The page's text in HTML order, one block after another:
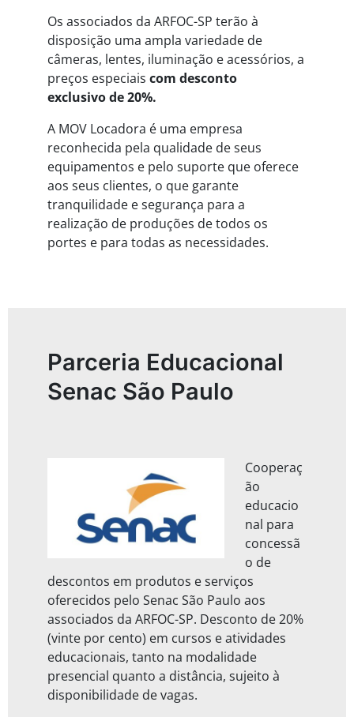
Os associados da ARFOC-SP terão à
disposição uma ampla variedade de
câmeras, lentes, iluminação e acessórios, a
preços especiais com desconto
exclusivo de 20%.
A MOV Locadora é uma empresa
reconhecida pela qualidade de seus
equipamentos e pelo suporte que oferece
aos seus clientes, o que garante
tranquilidade e segurança para a
realização de produções de todos os
portes e para todas as necessidades.
Parceria Educacional
Senac São Paulo
Cooperaç
ão
educacio
nal para
concessã
o de
descontos em produtos e serviços
oferecidos pelo Senac São Paulo aos
associados da ARFOC-SP. Desconto de 20%
(vinte por cento) em cursos e atividades
educacionais, tanto na modalidade
presencial quanto a distância, sujeito à
disponibilidade de vagas.